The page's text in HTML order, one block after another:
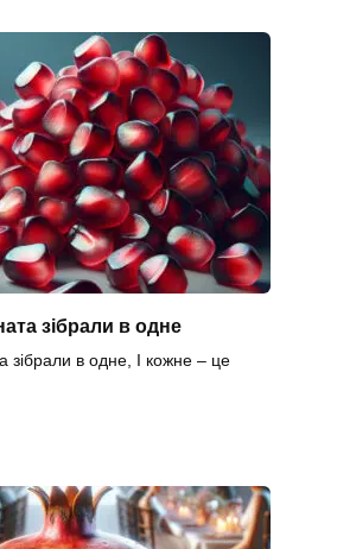
зібрали в одне
зібрали в одне, І кожне – це